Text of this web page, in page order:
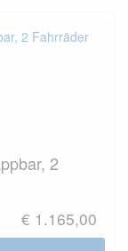
2
€ 1.165,00